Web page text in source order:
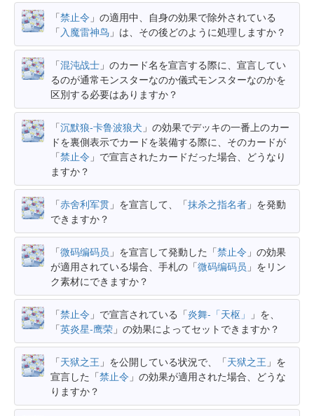
「禁止令 」の適用中、自身の効果で除外されている
「 入魔雷神鸟 」は、その後どのように処理しますか？
「混沌战士 」のカード名を宣言する際に、宣言してい
るのが通常モンスターなのか儀式モンスターなのかを
区別する必要はありますか？
「沉默狼-卡鲁波狼犬 」の効果でデッキの一番上のカー
ドを裏側表示でカードを装備する際に、そのカードが
「禁止令 」で宣言されたカードだった場合、どうなり
ますか？
「赤舍利军贯 」を宣言して、「抹杀之指名者 」を発動
できますか？
「微码编码员 」を宣言して発動した「禁止令 」の効果
が適用されている場合、手札の「微码编码员 」をリン
ク素材にできますか？
「禁止令 」で宣言されている「炎舞-「天枢」
」を、
「英炎星-鹰荣 」の効果によってセットできますか？
「天狱之王 」を公開している状況で、「天狱之王 」を
宣言した「禁止令 」の効果が適用された場合、どうな
りますか？